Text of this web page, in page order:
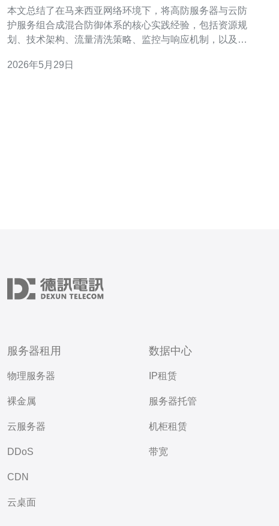
本文总结了在马来西亚网络环境下，将高防服务器与云防
护服务组合成混合防御体系的核心实践经验，包括资源规
划、技术架构、流量清洗策略、监控与响应机制，以及与
企业和安全团队提供可操作的实现路径与注意事项。 需要
2026年5月29日
服务器租用
物理服务器
裸金属
云服务器
DDoS
CDN
云桌面
数据中心
IP租赁
服务器托管
机柜租赁
带宽